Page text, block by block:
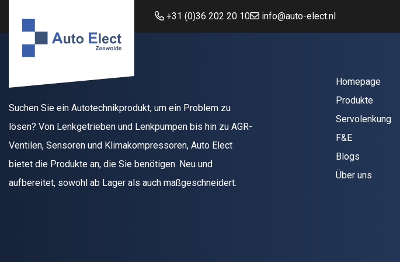
+31 (0)36 202 20 10 info@auto-elect.nl
Suchen Sie ein Autotechnikprodukt, um ein Problem zu
lösen? Von Lenkgetrieben und Lenkpumpen bis hin zu AGR-
Ventilen, Sensoren und Klimakompressoren, Auto Elect
bietet die Produkte an, die Sie benötigen. Neu und
aufbereitet, sowohl ab Lager als auch maßgeschneidert.
Homepage
Produkte
Servolenkung
F&E
Blogs
Über uns